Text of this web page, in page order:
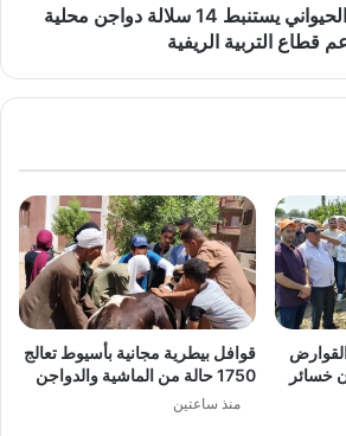
معهد بحوث الإنتاج الحيواني يستنبط 14 سلالة دواجن محلية
قطاع التربية الريفية
خسائر
قوافل بيطرية مجانية بأسيوط تعالج
1750 حالة من الماشية والدواجن
منذ ساعتين